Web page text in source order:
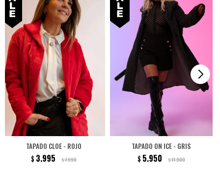
TAPADO CLOE - ROJO
$ 3.995 $7.990
TAPADO ON ICE - GRIS
$ 5.950 $11.900